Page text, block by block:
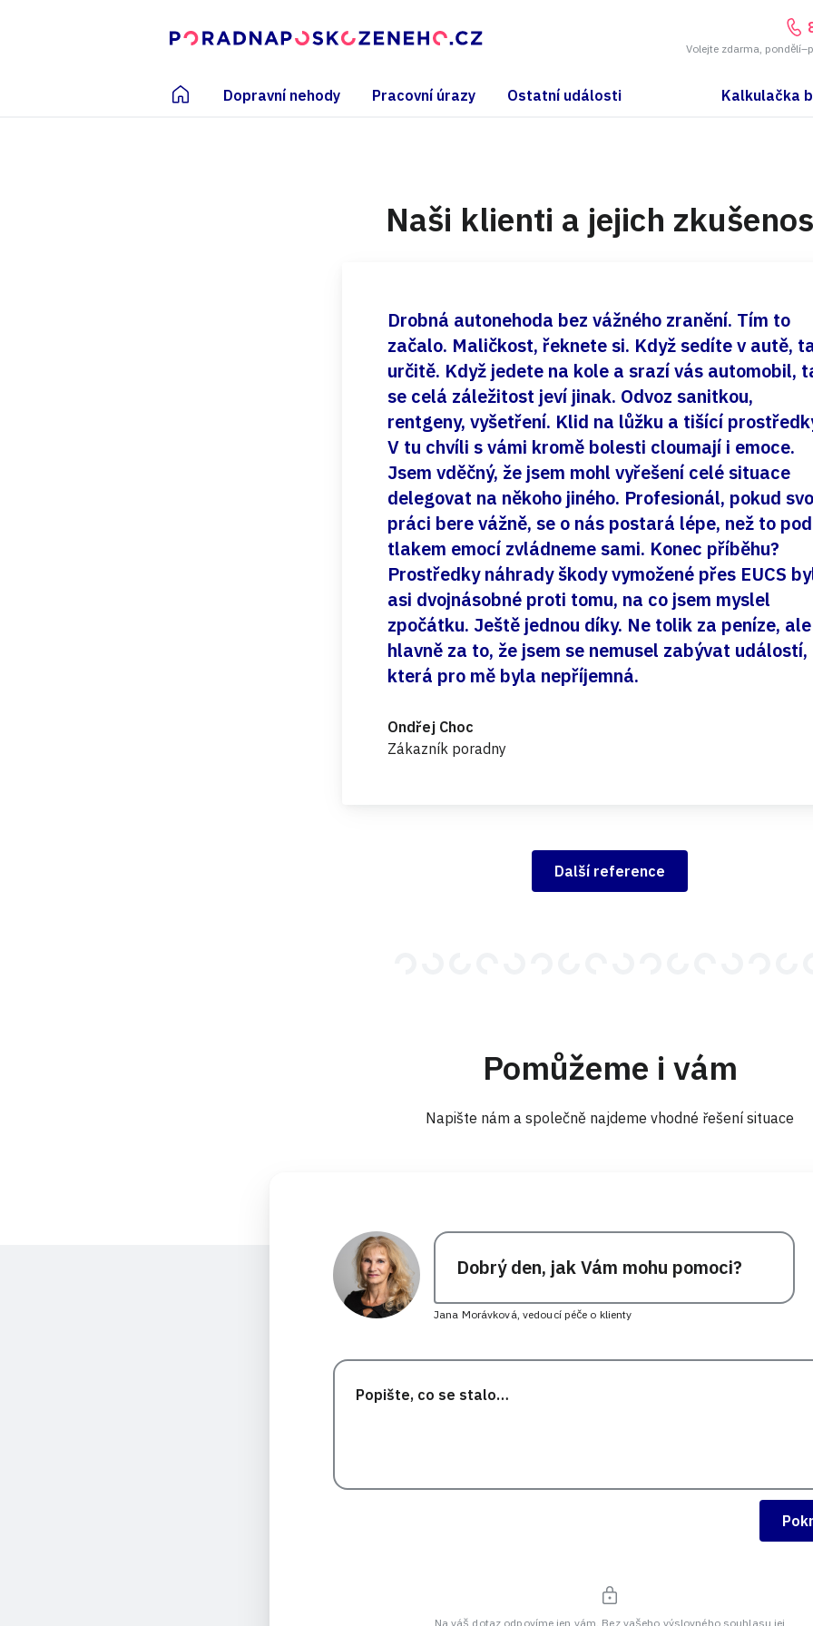
Volejte zdarma,
Dopravní nehody Pracovní úrazy Ostatní události Kalkulačka
Naši klienti a jejich
Drobná autonehoda bez vážného zranění. Tím to
začalo. Maličkost, řeknete si. Když sedíte v autě,
určitě. Když jedete na kole a srazí vás automobil,
se celá záležitost jeví jinak. Odvoz sanitkou,
rentgeny, vyšetření. Klid na lůžku a tišící
V tu chvíli s vámi kromě bolesti cloumají i emoce.
Jsem vděčný, že jsem mohl vyřešení celé situace
delegovat na někoho jiného. Profesionál, pokud
práci bere vážně, se o nás postará lépe, než to pod
tlakem emocí zvládneme sami. Konec příběhu?
Prostředky náhrady škody vymožené přes EUCS
asi dvojnásobné proti tomu, na co jsem myslel
zpočátku. Ještě jednou díky. Ne tolik za peníze, ale
hlavně za to, že jsem se nemusel zabývat událostí,
která pro mě byla nepříjemná.
Ondřej Choc
Zákazník poradny
Další reference
Pomůžeme i vám
Napište nám a společně najdeme vhodné řešení situace
Dobrý den, jak Vám mohu pomoci?
Jana Morávková, vedoucí péče o klienty
Na váš dotaz odpovíme jen vám. Bez vašeho výslovného souhlasu jej